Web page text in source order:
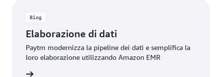
Blog
Elaborazione di dati
Paytm modernizza la pipeline dei dati e semplifica la
loro elaborazione utilizzando Amazon EMR